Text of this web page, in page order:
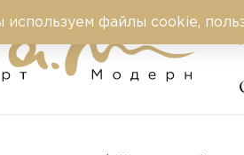
используем файлы cookie,